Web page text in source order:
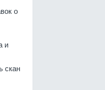
о
и
скан